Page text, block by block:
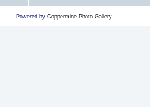
Powered by Coppermine Photo Gallery